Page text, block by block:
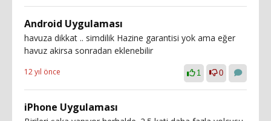
Android Uygulaması
havuza dikkat .. simdilik Hazine garantisi yok ama eğer
havuz akirsa sonradan eklenebilir
12 yıl önce 1 0
iPhone Uygulaması